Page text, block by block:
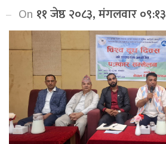
On ११ जेष्ठ २०८३, मंगलवार ०९:१३